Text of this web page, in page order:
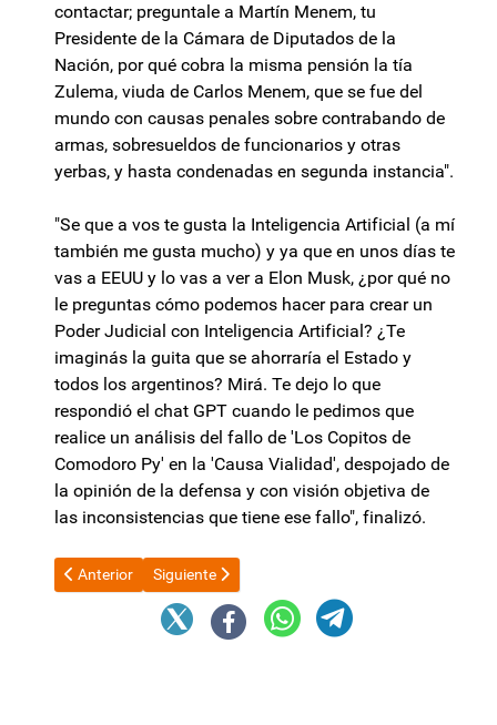
contactar; preguntale a Martín Menem, tu
Presidente de la Cámara de Diputados de la
Nación, por qué cobra la misma pensión la tía
Zulema, viuda de Carlos Menem, que se fue del
mundo con causas penales sobre contrabando de
armas, sobresueldos de funcionarios y otras
yerbas, y hasta condenadas en segunda instancia".
"Se que a vos te gusta la Inteligencia Artificial (a mí
también me gusta mucho) y ya que en unos días te
vas a EEUU y lo vas a ver a Elon Musk, ¿por qué no
le preguntas cómo podemos hacer para crear un
Poder Judicial con Inteligencia Artificial? ¿Te
imaginás la guita que se ahorraría el Estado y
todos los argentinos? Mirá. Te dejo lo que
respondió el chat GPT cuando le pedimos que
realice un análisis del fallo de 'Los Copitos de
Comodoro Py' en la 'Causa Vialidad', despojado de
la opinión de la defensa y con visión objetiva de
las inconsistencias que tiene ese fallo", finalizó.
Artículo anterior: Aberrante: Argentina votó en la ONU en
Anterior Artículo siguiente: Otro cachetazo al
Siguiente